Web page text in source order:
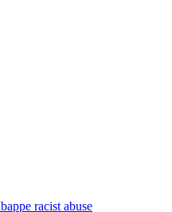
racist abuse